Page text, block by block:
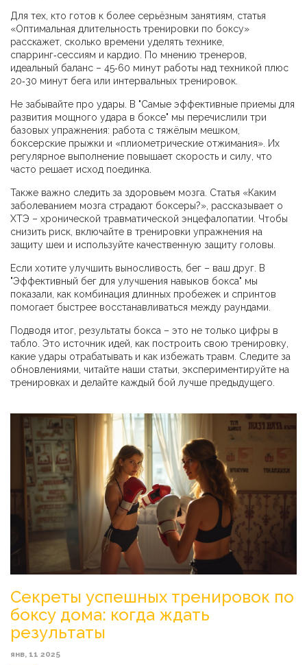
Для тех, кто готов к более серьёзным занятиям, статья
«Оптимальная длительность тренировки по боксу»
расскажет, сколько времени уделять технике,
спарринг‑сессиям и кардио. По мнению тренеров,
идеальный баланс – 45‑60 минут работы над техникой плюс
20‑30 минут бега или интервальных тренировок.
Не забывайте про удары. В "Самые эффективные приемы для
развития мощного удара в боксе" мы перечислили три
базовых упражнения: работа с тяжёлым мешком,
боксерские прыжки и «плиометрические отжимания». Их
регулярное выполнение повышает скорость и силу, что
часто решает исход поединка.
Также важно следить за здоровьем мозга. Статья «Каким
заболеванием мозга страдают боксеры?», рассказывает о
ХТЭ – хронической травматической энцефалопатии. Чтобы
снизить риск, включайте в тренировки упражнения на
защиту шеи и используйте качественную защиту головы.
Если хотите улучшить выносливость, бег – ваш друг. В
"Эффективный бег для улучшения навыков бокса" мы
показали, как комбинация длинных пробежек и спринтов
помогает быстрее восстанавливаться между раундами.
Подводя итог, результаты бокса – это не только цифры в
табло. Это источник идей, как построить свою тренировку,
какие удары отрабатывать и как избежать травм. Следите за
обновлениями, читайте наши статьи, экспериментируйте на
тренировках и делайте каждый бой лучше предыдущего.
Секреты успешных тренировок по
боксу дома: когда ждать
результаты
янв, 11 2025